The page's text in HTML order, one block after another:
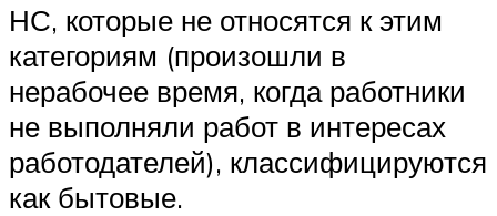
НС, которые не относятся к этим
категориям (произошли в
нерабочее время, когда работники
не выполняли работ в интересах
работодателей), классифицируются
как бытовые.